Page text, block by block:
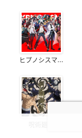
ヒプノシスマ...